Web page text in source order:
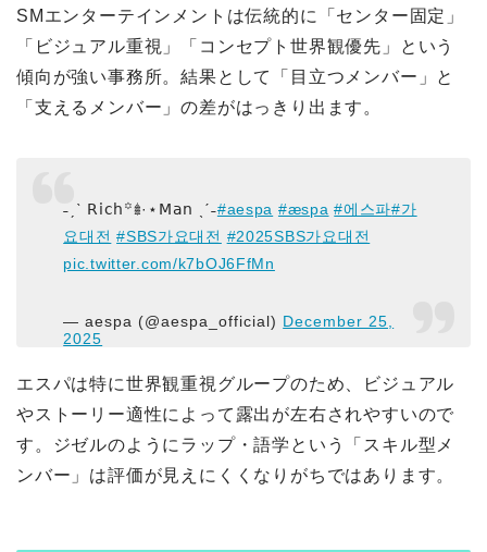
SMエンターテインメントは伝統的に「センター固定」
「ビジュアル重視」「コンセプト世界観優先」という
傾向が強い事務所。結果として「目立つメンバー」と
「支えるメンバー」の差がはっきり出ます。
˗ˏˋ 𝖱𝗂𝖼𝗁꙳𖢔·⋆𝖬𝖺𝗇 ˎˊ˗#aespa #æspa #에스파#가
요대전 #SBS가요대전 #2025SBS가요대전
pic.twitter.com/k7bOJ6FfMn
— aespa (@aespa_official) December 25,
2025
エスパは特に世界観重視グループのため、ビジュアル
やストーリー適性によって露出が左右されやすいので
す。ジゼルのようにラップ・語学という「スキル型メ
ンバー」は評価が見えにくくなりがちではあります。